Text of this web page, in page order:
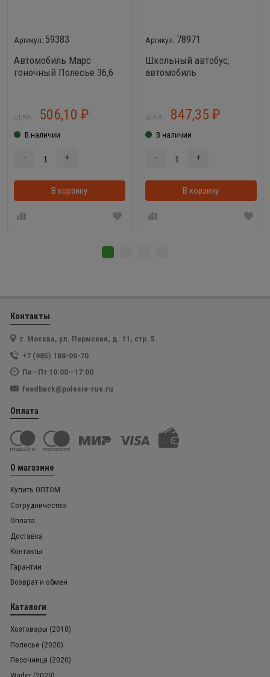
59383
Автомобиль Марс
гоночный Полесье 36,6
ЦЕНА: 506,10 ₽
В наличии
- +
В корзину
78971
Школьный автобус,
автомобиль
ЦЕНА: 847,35 ₽
В наличии
- +
В корзину
Контакты
г. Москва, ул. Пермская, д. 11, стр. 5
+7 (985) 188-09-70
Пн—Пт 10:00—17:00
feedback@polesie-rus.ru
Оплата
О магазине
Купить ОПТОМ
Сотрудничество
Оплата
Доставка
Контакты
Гарантии
Возврат и обмен
Каталоги
Хозтовары (2018)
Полесье (2020)
Песочница (2020)